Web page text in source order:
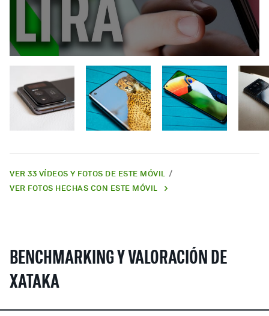
VER 33 VÍDEOS Y FOTOS DE ESTE MÓVIL
VER FOTOS HECHAS CON ESTE MÓVIL
BENCHMARKING Y VALORACIÓN DE
XATAKA